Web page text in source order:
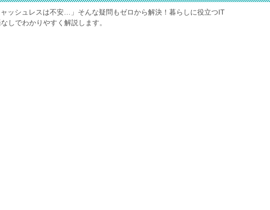
ャッシュレスは不安…」そんな疑問もゼロから解決！暮らしに役立つIT
しでわかりやすく解説します。